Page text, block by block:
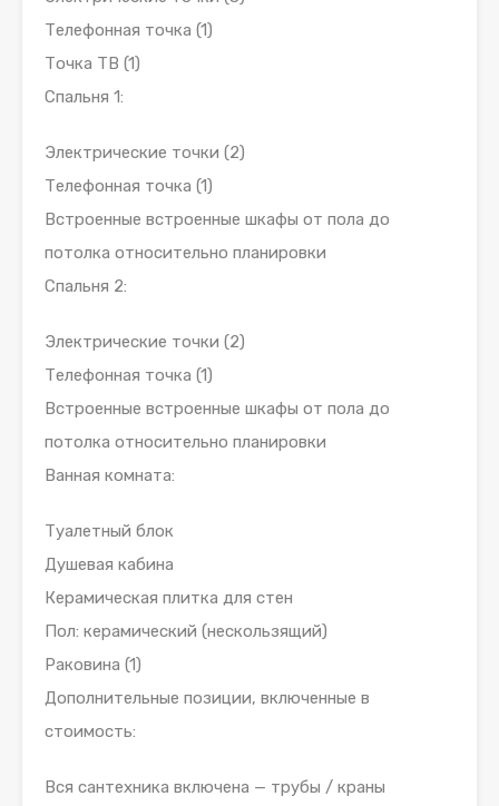
Телефонная точка (1)
Точка ТВ (1)
Спальня 1:
Электрические точки (2)
Телефонная точка (1)
Встроенные встроенные шкафы от пола до
потолка относительно планировки
Спальня 2:
Электрические точки (2)
Телефонная точка (1)
Встроенные встроенные шкафы от пола до
потолка относительно планировки
Ванная комната:
Туалетный блок
Душевая кабина
Керамическая плитка для стен
Пол: керамический (нескользящий)
Раковина (1)
Дополнительные позиции, включенные в
стоимость:
Вся сантехника включена — трубы / краны